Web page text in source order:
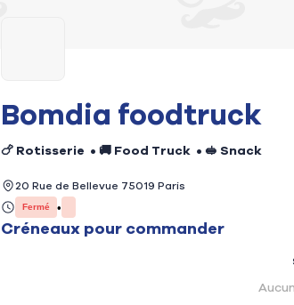
Bomdia foodtruck
🍗 Rotisserie • 🚚 Food Truck • 🥪 Snack
Frites maison , poulet braisés et hot dog
20 Rue de Bellevue 75019 Paris
Fermé •
Jeudi
Créneaux pour commander